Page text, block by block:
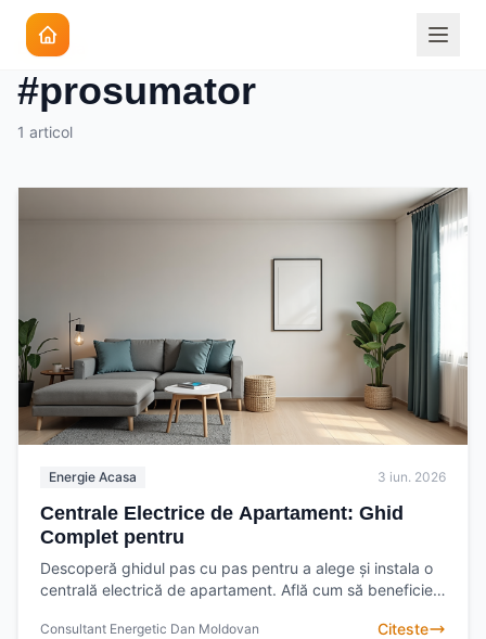
Eticheta
#prosumator
1 articol
Energie Acasa 3 iun. 2026
Centrale Electrice de Apartament: Ghid
Complet pentru
Descoperă ghidul pas cu pas pentru a alege și instala o
centrală electrică de apartament. Află cum să beneficiezi
Consultant Energetic Dan Moldovan Citeste